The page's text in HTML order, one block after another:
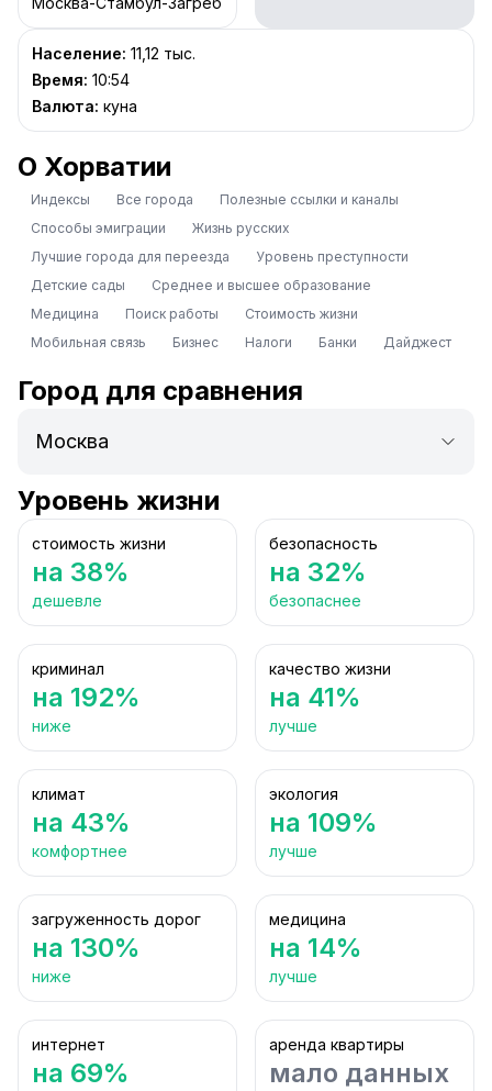
Население: 11,12 тыс.
Время: 10:54
Валюта: куна
О Хорватии
Индексы Все города
Полезные ссылки и каналы
Способы эмиграции
Жизнь русских
Лучшие города для переезда
Уровень преступности
Детские сады
Среднее и высшее образование
Медицина
Поиск работы
Стоимость жизни
Мобильная связь
Бизнес Налоги Банки Дайджест
Город для сравнения
Уровень жизни
стоимость жизни
на 38%
дешевле
безопасность
на 32%
безопаснее
криминал
на 192%
ниже
качество жизни
на 41%
лучше
климат
на 43%
комфортнее
экология
на 109%
лучше
загруженность дорог
на 130%
ниже
медицина
на 14%
лучше
интернет
на 69%
аренда квартиры
мало данных